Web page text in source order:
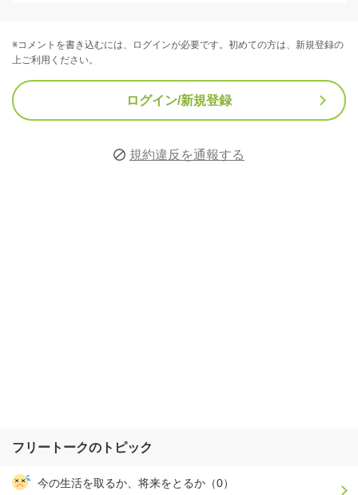
※コメントを書き込むには、ログインが必要です。初めての方は、新規登録の
上ご利用ください。
ログイン/新規登録
規約違反を通報する
フリートークのトピック
今の生活を取るか、将来をとるか（0）